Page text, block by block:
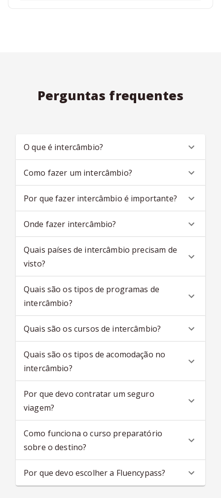
Perguntas frequentes
O que é intercâmbio?
Como fazer um intercâmbio?
Por que fazer intercâmbio é importante?
Onde fazer intercâmbio?
Quais países de intercâmbio precisam de
visto?
Quais são os tipos de programas de
intercâmbio?
Quais são os cursos de intercâmbio?
Quais são os tipos de acomodação no
intercâmbio?
Por que devo contratar um seguro
viagem?
Como funciona o curso preparatório
sobre o destino?
Por que devo escolher a Fluencypass?